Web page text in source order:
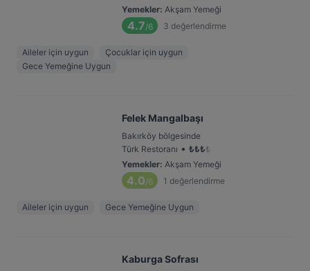
Yemekler: Akşam Yemeği
4.7/6 3 değerlendirme
Aileler için uygun
Çocuklar için uygun
Gece Yemeğine Uygun
Felek Mangalbaşı
Bakırköy bölgesinde
Türk Restoranı • ₺₺₺₺
Yemekler: Akşam Yemeği
4.0/6 1 değerlendirme
Aileler için uygun Gece Yemeğine Uygun
Kaburga Sofrası